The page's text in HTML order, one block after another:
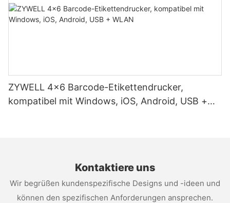
ZYWELL 4x6 Barcode-Etikettendrucker,
kompatibel mit Windows, iOS, Android, USB +
Kontaktiere uns
Wir begrüßen kundenspezifische Designs und -ideen und
können den spezifischen Anforderungen ansprechen.